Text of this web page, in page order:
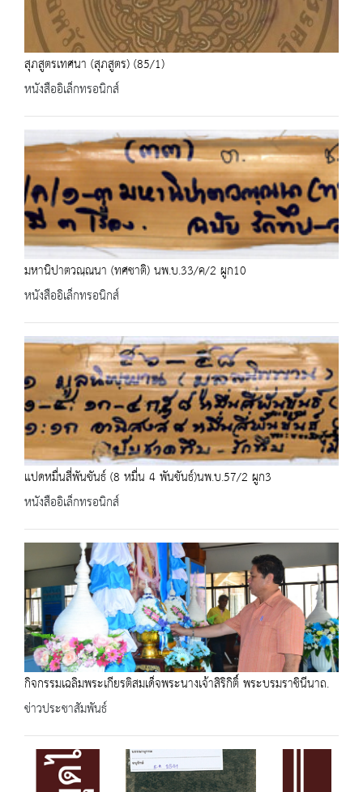
สุภสูตรเทศนา (สุภสูตร) (85/1)
หนังสืออิเล็กทรอนิกส์
มหานิปาตวณฺณนา (ทศชาติ) นพ.บ.33/ค/2 ผูก10
หนังสืออิเล็กทรอนิกส์
แปดหมื่นสี่พันขันธ์ (8 หมื่น 4 พันขันธ์)นพ.บ.57/2 ผูก3
หนังสืออิเล็กทรอนิกส์
กิจกรรมเฉลิมพระเกียรติสมเด็จพระนางเจ้าสิริกิติ์ พระบรมราชินีนาถ.
ข่าวประชาสัมพันธ์